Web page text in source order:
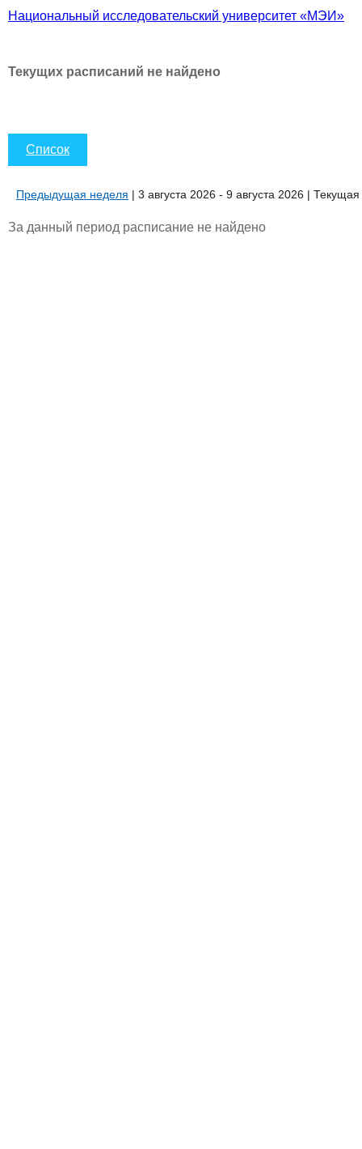
Национальный исследовательский университет «МЭИ»
Текущих расписаний не найдено
Список
Предыдущая неделя | 3 августа 2026 - 9 августа 2026 |
За данный период расписание не найдено